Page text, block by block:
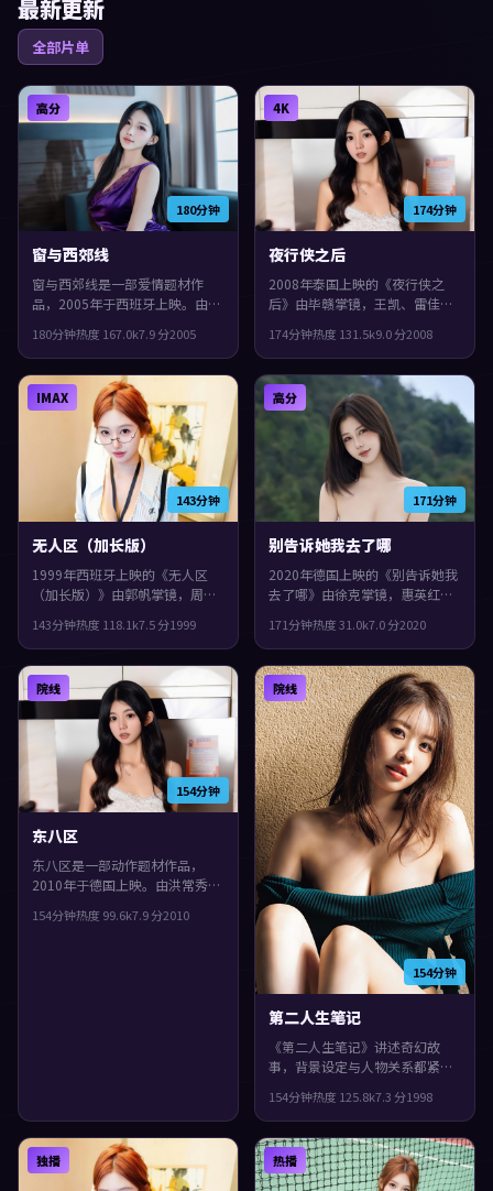
最新更新
全部片单
180分钟
高分
窗与西郊线
窗与西郊线是一部爱情题材作
品，2005年于西班牙上映。由娄
等主演。影片在类型框架里仍保
留了作者表达，配乐与声场强化
了不安与孤独感。
180分钟热度 167.0k7.9分2005
174分钟
4K
夜行侠之后
2008年泰国上映的《夜行侠之
后》由毕赣掌镜，王凯、雷佳
惊悚，影片在类型框架里仍保留
了作者表达，群像戏份饱满，配
角也有完整弧光。
174分钟热度 131.5k9.0分2008
143分钟
IMAX
无人区（加长版）
1999年西班牙上映的《无人区
（加长版）》由郭帆掌镜，周冬
型上偏犯罪，影片在类型框架里
仍保留了作者表达，真相像洋葱
一样被层层剥开。
143分钟热度 118.1k7.5分1999
171分钟
高分
别告诉她我去了哪
2020年德国上映的《别告诉她我
去了哪》由徐克掌镜，惠英红、
悬疑，叙事在回忆与现实之间交
错推进，观感紧凑，值得推荐。
171分钟热度31.0k7.0分2020
154分钟
院线
东八区
东八区是一部动作题材作品，
2010年于德国上映。由洪常秀执
演。叙事在回忆与现实之间交错
154分钟热度 99.6k7.9分2010
154分钟
院线
第二人生笔记
《第二人生笔记》讲述奇幻故
事，背景设定与人物关系都紧扣
映，黑泽清执导，段奕宏、佛罗
伦斯·珀、长泽雅美领衔。叙事
在回忆与现实之间交错推进，片
尾余味很足。
154分钟热度 125.8k7.3 分1998
独播 热播